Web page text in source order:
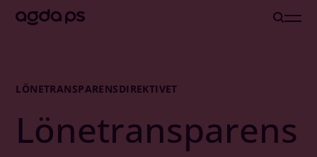
Branscher och Roller
LÖNETRANSPARENSDIREKTIVET
Lönetransparens